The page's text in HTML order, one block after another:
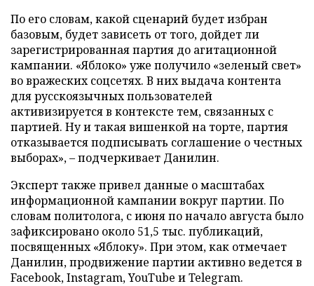
По его словам, какой сценарий будет избран
базовым, будет зависеть от того, дойдет ли
зарегистрированная партия до агитационной
кампании. «Яблоко» уже получило «зеленый свет»
во вражеских соцсетях. В них выдача контента
для русскоязычных пользователей
активизируется в контексте тем, связанных с
партией. Ну и такая вишенкой на торте, партия
отказывается подписывать соглашение о честных
выборах», – подчеркивает Данилин.
Эксперт также привел данные о масштабах
информационной кампании вокруг партии. По
словам политолога, с июня по начало августа было
зафиксировано около 51,5 тыс. публикаций,
посвященных «Яблоку». При этом, как отмечает
Данилин, продвижение партии активно ведется в
Facebook, Instagram, YouTube и Telegram.